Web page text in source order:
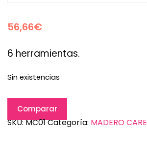
56,66€
6 herramientas.
Sin existencias
Comparar
SKU:MC01Categoría: MADERO CARE